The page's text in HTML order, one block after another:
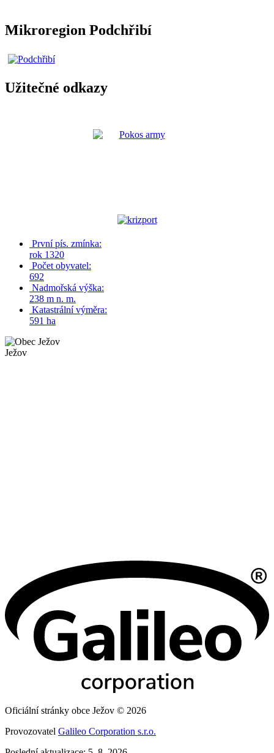
Mikroregion Podchřibí
Užitečné odkazy
První pís. zmínka:
rok 1320
Počet obyvatel:
692
Nadmořská výška:
238 m n. m.
Katastrální výměra:
591 ha
Ježov
Oficiální stránky obce Ježov © 2026
Provozovatel Galileo Corporation s.r.o.